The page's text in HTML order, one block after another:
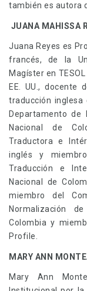
también es autora
JUANA MAHISSA
Juana Reyes es
francés, de la
Magíster en
EE. UU., docente
traducción inglesa
Departamento de
Nacional de
Traductora e
inglés y
Traducción e
Nacional de
miembro del
Normalización
Colombia y
Profile.
MARY ANN
Mary Ann